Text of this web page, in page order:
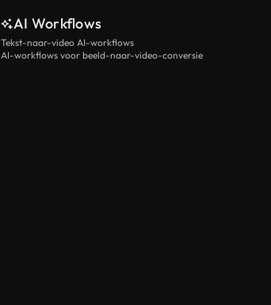
AI Workflows
Tekst-naar-video AI-workflows
AI-workflows voor beeld-naar-video-conversie